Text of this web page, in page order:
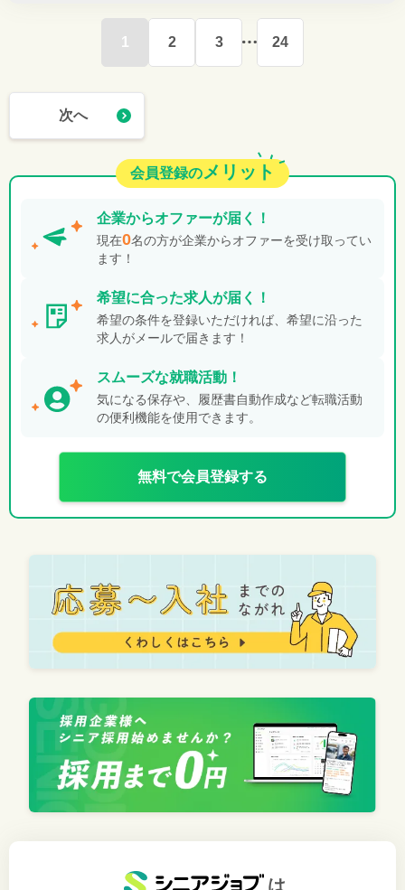
1 2 3 24
次へ
会員登録のメリット
企業からオファーが届く！
現在0名の方が企業からオファーを受け取ってい
ます！
希望に合った求人が届く！
希望の条件を登録いただければ、希望に沿った
求人がメールで届きます！
スムーズな就職活動！
気になる保存や、履歴書自動作成など転職活動
の便利機能を使用できます。
無料で会員登録する
は